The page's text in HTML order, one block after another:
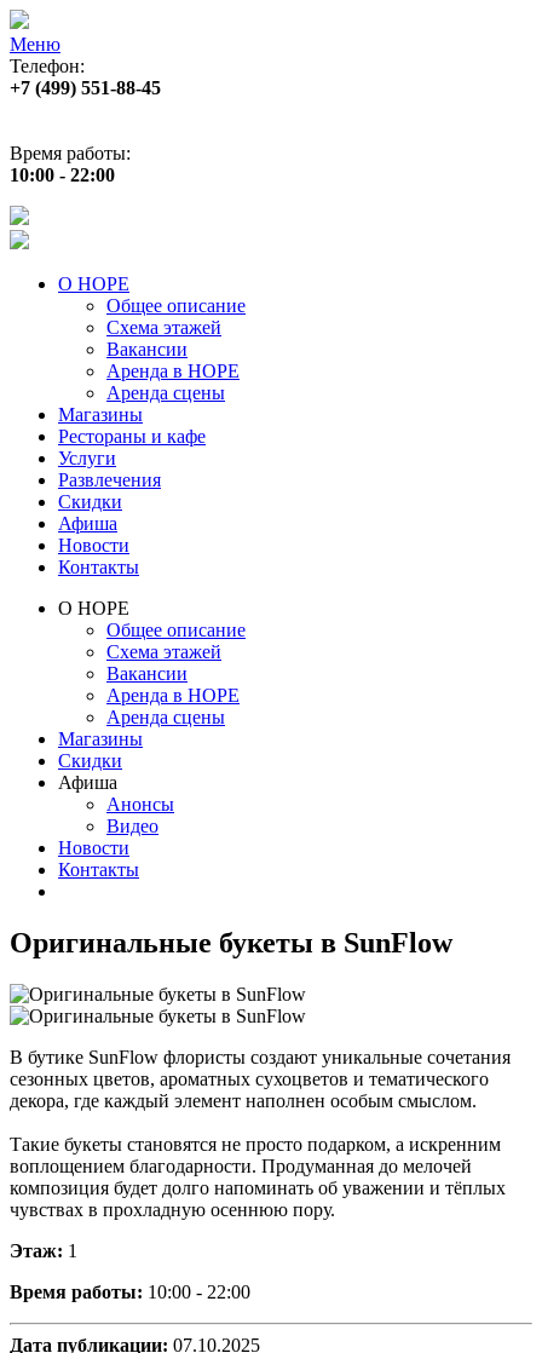
Меню
Телефон:
+7 (499) 551‑88‑45
Время работы:
10:00 - 22:00
О НОРЕ
Общее описание
Схема этажей
Вакансии
Аренда в НОРЕ
Аренда сцены
Магазины
Рестораны и кафе
Услуги
Развлечения
Скидки
Афиша
Новости
Контакты
О НОРЕ
Общее описание
Схема этажей
Вакансии
Аренда в НОРЕ
Аренда сцены
Магазины
Скидки
Афиша
Анонсы
Видео
Новости
Контакты
Оригинальные букеты в SunFlow
В бутике SunFlow флористы создают уникальные сочетания
сезонных цветов, ароматных сухоцветов и тематического
декора, где каждый элемент наполнен особым смыслом.
Такие букеты становятся не просто подарком, а искренним
воплощением благодарности. Продуманная до мелочей
композиция будет долго напоминать об уважении и тёплых
чувствах в прохладную осеннюю пору.
Этаж: 1
Время работы: 10:00 - 22:00
Дата публикации: 07.10.2025